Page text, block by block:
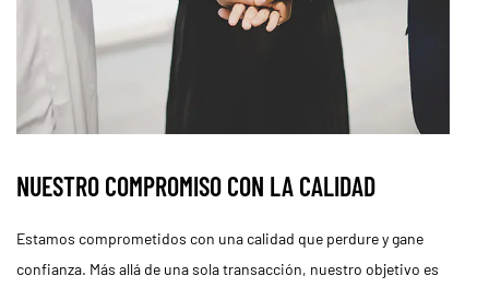
NUESTRO COMPROMISO CON LA CALIDAD
Estamos comprometidos con una calidad que perdure y gane
confianza. Más allá de una sola transacción, nuestro objetivo es